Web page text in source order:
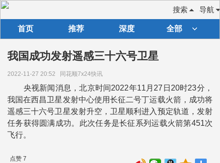
导航
搜索
首页 推荐 深度 全部
我国成功发射遥感三十六号卫星
2022-11-27 20:52 同花顺7x24快讯
央视新闻消息，北京时间2022年11月27日20时23分，
我国在西昌卫星发射中心使用长征二号丁运载火箭，成功将
遥感三十六号卫星发射升空，卫星顺利进入预定轨道，发射
任务获得圆满成功。此次任务是长征系列运载火箭第451次
飞行。
点赞 7